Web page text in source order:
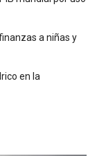
a niñas y
en la